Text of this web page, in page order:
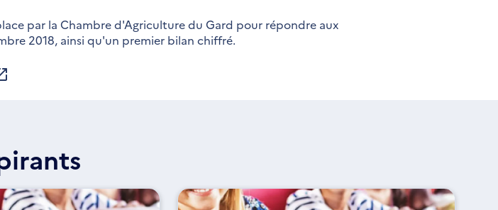
par la Chambre d'Agriculture du Gard pour répondre aux
2018, ainsi qu'un premier bilan chiffré.